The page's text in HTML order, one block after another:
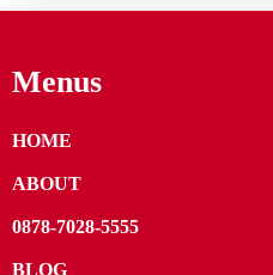
Menus
HOME
ABOUT
0878-7028-5555
BLOG